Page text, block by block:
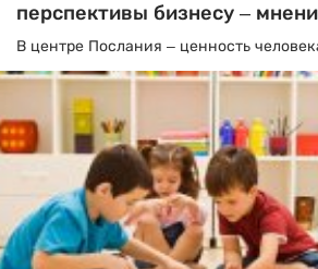
перспективы бизнесу –
В центре Послания – ценность